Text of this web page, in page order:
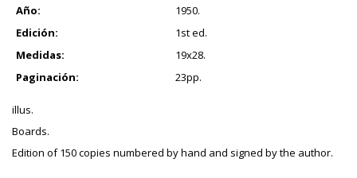
Año:
1950.
Edición:
1st ed.
Medidas:
19x28.
Paginación:
23pp.
illus.
Boards.
Edition of 150 copies numbered by hand and signed by the author.